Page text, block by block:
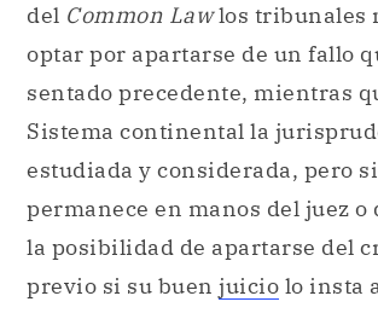
del Common Lawlos tribunales
optar por apartarse de un fallo
sentado precedente, mientras
Sistema continental la
estudiada y considerada, pero
permanece en manos del juez
la posibilidad de apartarse del
previo si su buen juicio lo insta